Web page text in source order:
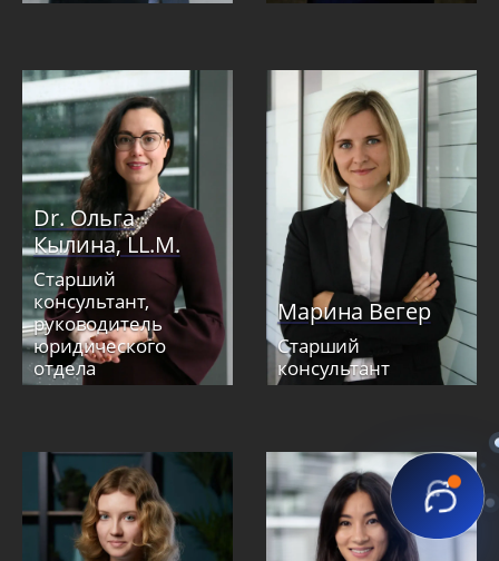
Dr. Ольга
Кылина, LL.M.
Старший
консультант,
руководитель
юридического
отдела
Марина Вегер
Старший
консультант